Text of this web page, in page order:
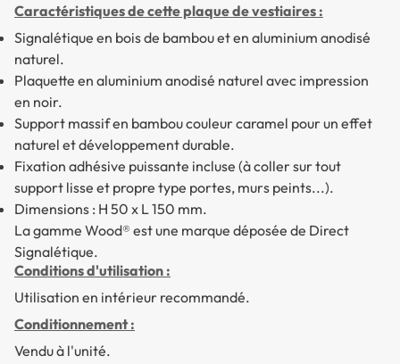
Caractéristiques de cette plaque de vestiaires :
Signalétique en bois de bambou et en aluminium anodisé
naturel.
Plaquette en aluminium anodisé naturel avec impression
en noir.
Support massif en bambou couleur caramel pour un effet
naturel et développement durable.
Fixation adhésive puissante incluse (à coller sur tout
support lisse et propre type portes, murs peints...).
Dimensions : H 50 x L 150 mm.
La gamme Wood® est une marque déposée de Direct
Signalétique.
Conditions d'utilisation :
Utilisation en intérieur recommandé.
Conditionnement :
Vendu à l'unité.